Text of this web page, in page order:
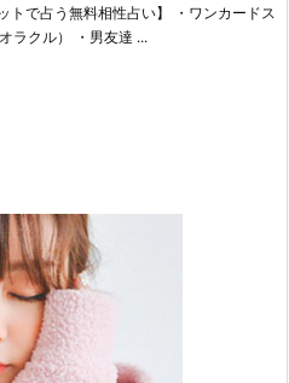
ットで占う無料相性占い】 ・ワンカードス
ラクル） ・男友達 ...